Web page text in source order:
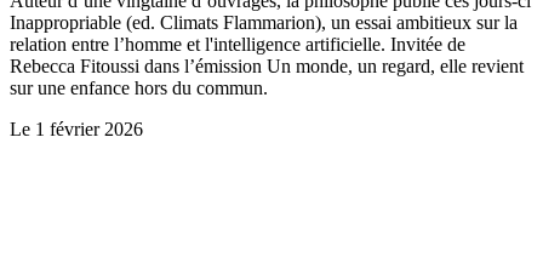
Inappropriable (ed. Climats Flammarion), un essai ambitieux sur la
relation entre l’homme et l'intelligence artificielle. Invitée de
Rebecca Fitoussi dans l’émission Un monde, un regard, elle revient
sur une enfance hors du commun.
Le 1 février 2026